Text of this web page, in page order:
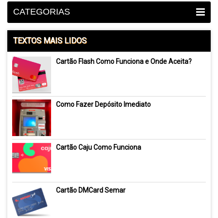
CATEGORIAS
TEXTOS MAIS LIDOS
Cartão Flash Como Funciona e Onde Aceita?
Como Fazer Depósito Imediato
Cartão Caju Como Funciona
Cartão DMCard Semar